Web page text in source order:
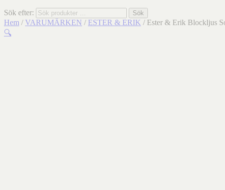
Sök efter: Sök
Hem / VARUMÄRKEN / ESTER & ERIK / Ester & Erik Blockljus
🔍